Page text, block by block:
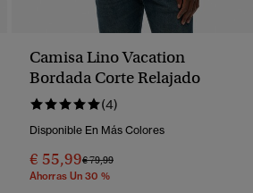
Camisa Lino Vacation
Bordada Corte Relajado
(4)
Disponible En Más Colores
€ 55,99Precio Rebajado De
€ 79,99A
Ahorras Un 30 %